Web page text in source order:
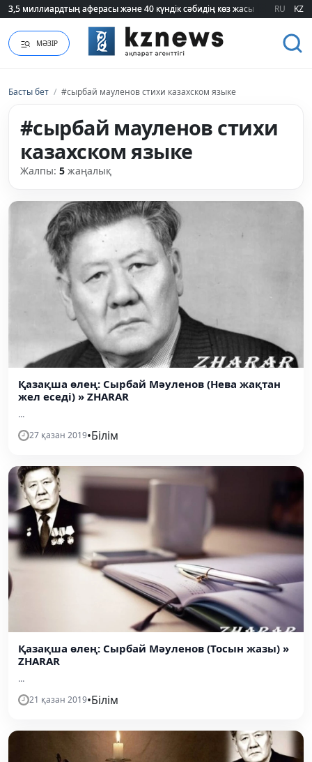
3,5 миллиардтың аферасы және 40 күндік сәбидің көз жасы:
3,5 миллиардтың аферасы және 40 күндік сәбидің көз жасы: RU KZ
МӘЗІР
Басты бет / #сырбай мауленов стихи казахском языке
#сырбай мауленов стихи
казахском языке
Жалпы: 5 жаңалық
Қазақша өлең: Сырбай Мәуленов (Нева жақтан
жел еседі) » ZHARAR
...
27 қазан 2019•Білім
Қазақша өлең: Сырбай Мәуленов (Тосын жазы) »
ZHARAR
...
21 қазан 2019•Білім